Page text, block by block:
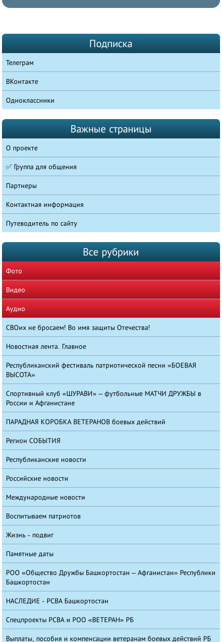
Подписка
Телеграм
ВКонтакте
Одноклассники
Важные страницы
О проекте
✅ Группа для общения
Партнеры
Контактная информация
Путеводитель по сайту
Все рубрики
Фото
Видео
Аудио
СВОих не бросаем! Во имя защиты Отечества!
Новостная лента. Главное
Республиканский фестиваль патриотической песни «БОЕВАЯ
ВЫСОТА»
Спортивный клуб «ШУРАВИ» – футбольные МАТЧИ ДРУЖБЫ в
России и Афганистане
ПАРАДНАЯ КОРОБКА ВЕТЕРАНОВ боевых действий
Регион СОБЫТИЯ
Республиканские новости
Российские новости
Международные новости
Воспитываем патриотов
Жизнь - подвиг
Памятные даты
РОО «Общество Дружбы Башкортостан – Афганистан» Республики
Башкортостан
НАСЛЕДИЕ - РСВА Башкортостан
Спецпроекты РСВА и РОО «ВЕТЕРАН» РБ
Выплаты, пособия и компенсации ветеранам боевых действий РБ